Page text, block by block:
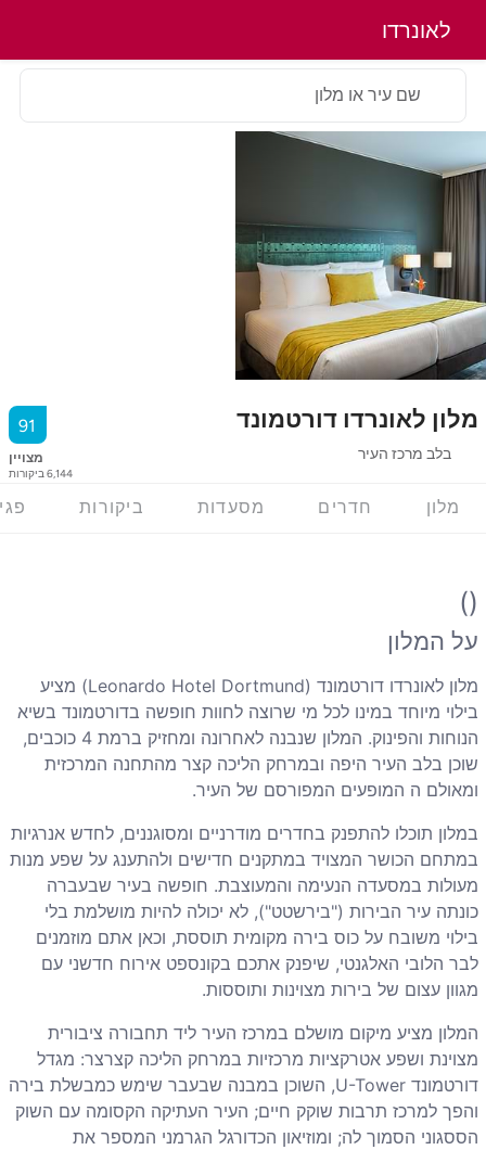
לאונרדו
מלון לאונרדו דורטמונד
בלב מרכז העיר
91
מצויין
6,144ביקורות
שם עיר או מלון
מלון חדרים מסעדות ביקורות
()
על המלון
מלון לאונרדו דורטמונד (Leonardo Hotel Dortmund) מציע
בילוי מיוחד במינו לכל מי שרוצה לחוות חופשה בדורטמונד בשיא
הנוחות והפינוק. המלון שנבנה לאחרונה ומחזיק ברמת 4 כוכבים,
שוכן בלב העיר היפה ובמרחק הליכה קצר מהתחנה המרכזית
ומאולם ה המופעים המפורסם של העיר.
במלון תוכלו להתפנק בחדרים מודרניים ומסוגננים, לחדש אנרגיות
במתחם הכושר המצויד במתקנים חדישים ולהתענג על שפע מנות
מעולות במסעדה הנעימה והמעוצבת. חופשה בעיר שבעברה
כונתה עיר הבירות ("בירשטט"), לא יכולה להיות מושלמת בלי
בילוי משובח על כוס בירה מקומית תוססת, וכאן אתם מוזמנים
לבר הלובי האלגנטי, שיפנק אתכם בקונספט אירוח חדשני עם
מגוון עצום של בירות מצוינות ותוססות.
המלון מציע מיקום מושלם במרכז העיר ליד תחבורה ציבורית
מצוינת ושפע אטרקציות מרכזיות במרחק הליכה קצרצר: מגדל
דורטמונדU-Tower, השוכן במבנה שבעבר שימש כמבשלת בירה
והפך למרכז תרבות שוקק חיים; העיר העתיקה הקסומה עם השוק
הססגוני הסמוך לה; ומוזיאון הכדורגל הגרמני המספר את